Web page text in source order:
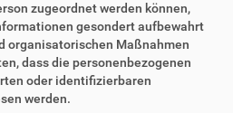
zugeordnet werden können,
gesondert aufbewahrt
organisatorischen Maßnahmen
dass die personenbezogenen
oder identifizierbaren
werden.